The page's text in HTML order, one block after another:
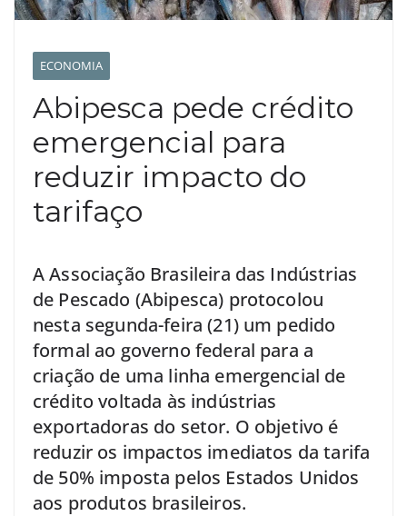
ECONOMIA
Abipesca pede crédito
emergencial para
reduzir impacto do
tarifaço
A Associação Brasileira das Indústrias
de Pescado (Abipesca) protocolou
nesta segunda-feira (21) um pedido
formal ao governo federal para a
criação de uma linha emergencial de
crédito voltada às indústrias
exportadoras do setor. O objetivo é
reduzir os impactos imediatos da tarifa
de 50% imposta pelos Estados Unidos
aos produtos brasileiros.